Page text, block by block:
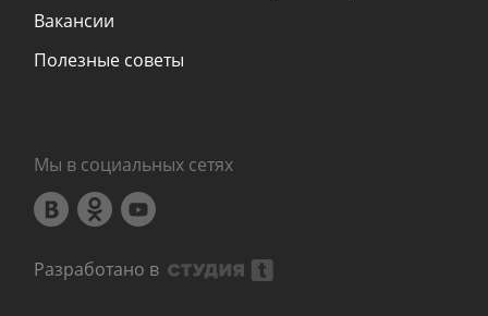
Вакансии
Полезные советы
Мы в социальных сетях
Разработано в